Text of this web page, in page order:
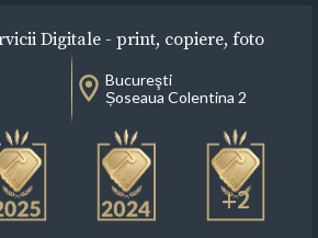
Digitale - print, copiere, foto
Bucureşti
Șoseaua Colentina 2
+2